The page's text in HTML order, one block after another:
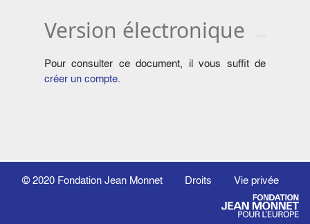
Version électronique
Pour consulter ce document, il vous suffit de
créer un compte.
© 2020 Fondation Jean Monnet Droits Vie privée